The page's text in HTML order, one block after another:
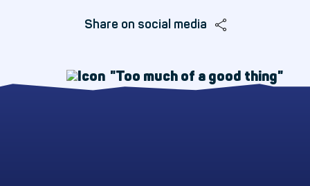
Share on social media
"Too much of a good thing"